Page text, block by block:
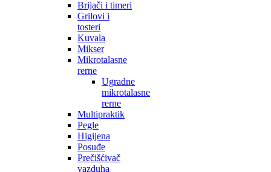
Brijači i timeri
Grilovi i
tosteri
Kuvala
Mikser
Mikrotalasne
rerne
Ugradne
mikrotalasne
rerne
Multipraktik
Pegle
Higijena
Posuđe
Prečišćivač
vazduha